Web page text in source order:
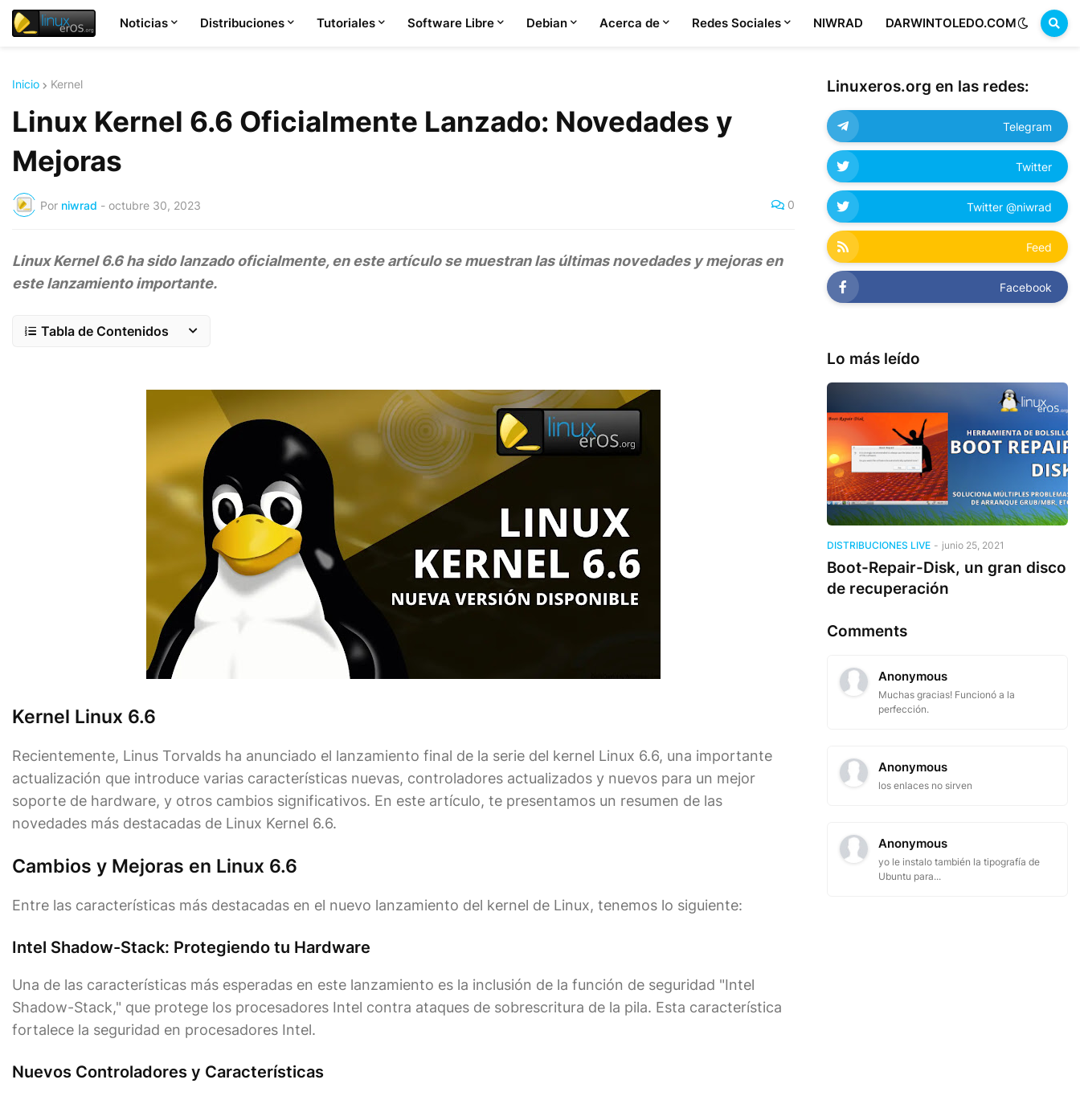
Noticias Distribuciones Tutoriales Software Libre Debian Acerca de Redes Sociales NIWRAD DARWINTOLEDO.COM
Inicio Kernel
Linux Kernel 6.6 Oficialmente Lanzado: Novedades y
Mejoras
Por niwrad - octubre 30, 2023 0
Linux Kernel 6.6 ha sido lanzado oficialmente, en este artículo se muestran las últimas novedades y mejoras en
este lanzamiento importante.
Tabla de Contenidos
Kernel Linux 6.6
Recientemente, Linus Torvalds ha anunciado el lanzamiento final de la serie del kernel Linux 6.6, una importante
actualización que introduce varias características nuevas, controladores actualizados y nuevos para un mejor
soporte de hardware, y otros cambios significativos. En este artículo, te presentamos un resumen de las
novedades más destacadas de Linux Kernel 6.6.
Cambios y Mejoras en Linux 6.6
Entre las características más destacadas en el nuevo lanzamiento del kernel de Linux, tenemos lo siguiente:
Intel Shadow-Stack: Protegiendo tu Hardware
Una de las características más esperadas en este lanzamiento es la inclusión de la función de seguridad "Intel
Shadow-Stack," que protege los procesadores Intel contra ataques de sobrescritura de la pila. Esta característica
fortalece la seguridad en procesadores Intel.
Nuevos Controladores y Características
Linuxeros.org en las redes:
Telegram
Twitter
Twitter @niwrad
Feed
Facebook
Lo más leído
DISTRIBUCIONES LIVE - junio 25, 2021
Boot-Repair-Disk, un gran disco
de recuperación
Comments
Anonymous
Muchas gracias! Funcionó a la
perfección.
Anonymous
los enlaces no sirven
Anonymous
yo le instalo también la tipografía de
Ubuntu para...